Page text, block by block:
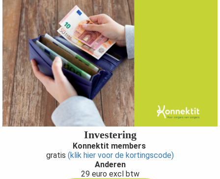
Investering
Konnektit members
gratis (klik hier voor de kortingscode)
Anderen
29 euro excl btw